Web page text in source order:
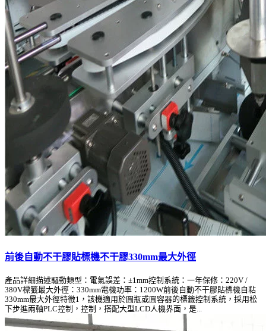
前後自動不干膠貼標機不干膠330mm最大外徑
產品詳細描述驅動類型：電氣誤差：±1mm控制系統：一年保修：220V /
380V標籤最大外徑：330mm電機功率：1200W前後自動不干膠貼標機自粘
330mm最大外徑特徵1，該機適用於圓瓶或圓容器的標籤控制系統，採用松
下步進兩軸PLC控制，控制，搭配大型LCD人機界面，是...